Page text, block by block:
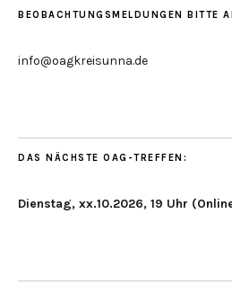
BEOBACHTUNGSMELDUNGEN BITTE
info@oagkreisunna.de
DAS NÄCHSTE OAG-TREFFEN:
Dienstag, xx.10.2026, 19 Uhr